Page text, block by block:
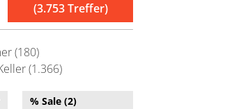
(3.753 Treffer)
(180)
(1.366)
% Sale (2)